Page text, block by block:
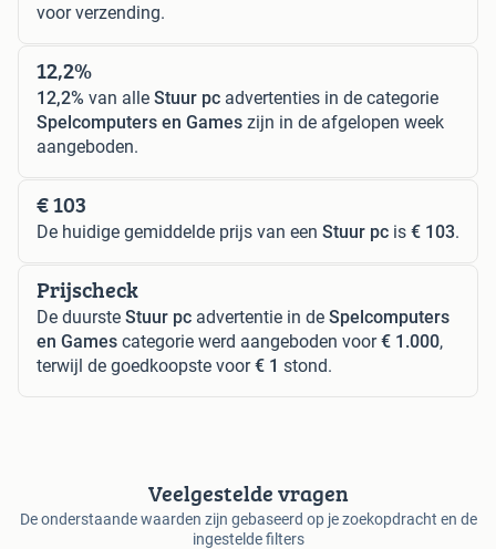
voor verzending.
12,2%
12,2% van alle Stuur pc advertenties in de categorie
Spelcomputers en Games zijn in de afgelopen week
aangeboden.
€ 103
De huidige gemiddelde prijs van een Stuur pc is € 103.
Prijscheck
De duurste Stuur pc advertentie in de Spelcomputers
en Games categorie werd aangeboden voor€ 1.000,
terwijl de goedkoopste voor€ 1 stond.
Veelgestelde vragen
De onderstaande waarden zijn gebaseerd op je zoekopdracht en de
ingestelde filters